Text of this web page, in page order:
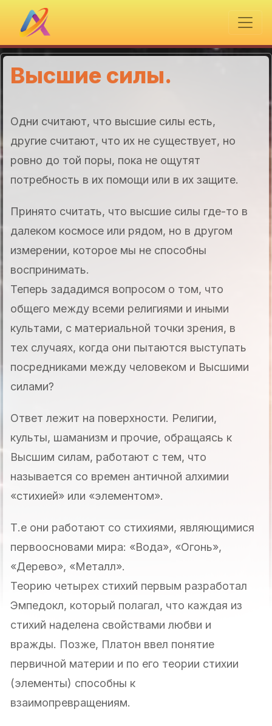
Высшие силы.
Одни считают, что высшие силы есть,
другие считают, что их не существует, но
ровно до той поры, пока не ощутят
потребность в их помощи или в их защите.
Принято считать, что высшие силы где-то в
далеком космосе или рядом, но в другом
измерении, которое мы не способны
воспринимать.
Теперь зададимся вопросом о том, что
общего между всеми религиями и иными
культами, с материальной точки зрения, в
тех случаях, когда они пытаются выступать
посредниками между человеком и Высшими
силами?
Ответ лежит на поверхности. Религии,
культы, шаманизм и прочие, обращаясь к
Высшим силам, работают с тем, что
называется со времен античной алхимии
«стихией» или «элементом».
Т.е они работают со стихиями, являющимися
первоосновами мира: «Вода», «Огонь»,
«Дерево», «Металл».
Теорию четырех стихий первым разработал
Эмпедокл, который полагал, что каждая из
стихий наделена свойствами любви и
вражды. Позже, Платон ввел понятие
первичной материи и по его теории стихии
(элементы) способны к
взаимопревращениям.